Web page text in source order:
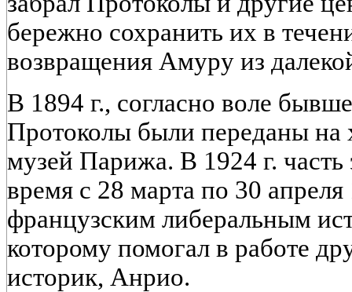
бережно сохранить их в
возвращения Амуру из
В 1894 г., согласно воле
Протоколы были переданы на
музей Парижа. В 1924 г. часть
время с 28 марта по 30
французским либеральным
которому помогал в работе
историк, Анрио.